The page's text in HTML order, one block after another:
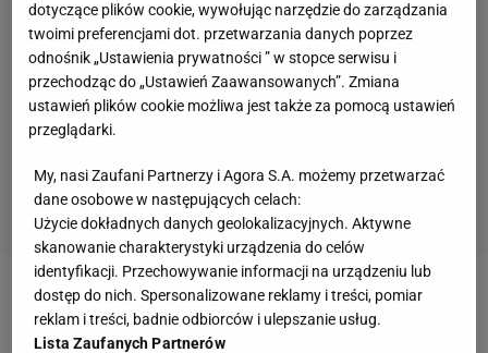
Zobacz wideoPolskie skoki mają nowego lidera?
Szok i niedowierzanie
dotyczące plików cookie, wywołując narzędzie do zarządzania
twoimi preferencjami dot. przetwarzania danych poprzez
odnośnik „Ustawienia prywatności ” w stopce serwisu i
przechodząc do „Ustawień Zaawansowanych”. Zmiana
ustawień plików cookie możliwa jest także za pomocą ustawień
przeglądarki.
My, nasi Zaufani Partnerzy i Agora S.A. możemy przetwarzać
dane osobowe w następujących celach:
Użycie dokładnych danych geolokalizacyjnych. Aktywne
skanowanie charakterystyki urządzenia do celów
identyfikacji. Przechowywanie informacji na urządzeniu lub
dostęp do nich. Spersonalizowane reklamy i treści, pomiar
reklam i treści, badnie odbiorców i ulepszanie usług.
Lista Zaufanych Partnerów